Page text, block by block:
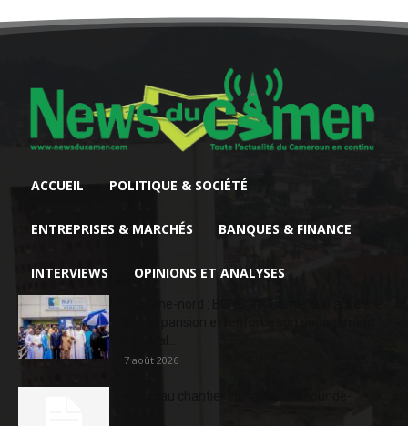
ACCUEIL POLITIQUE & SOCIÉTÉ
ENTREPRISES & MARCHÉS BANQUES & FINANCE
INTERVIEWS OPINIONS ET ANALYSES
7 août 2026